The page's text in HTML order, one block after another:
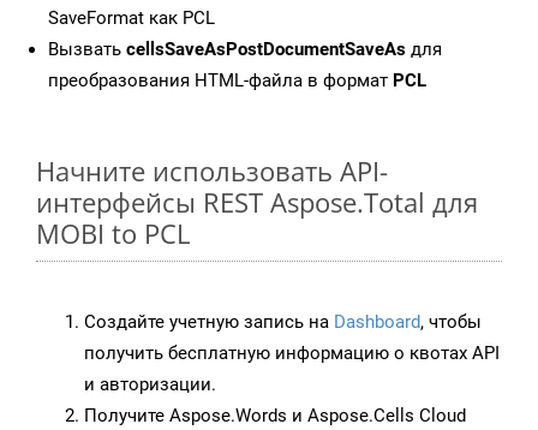
SaveFormat как PCL
Вызвать cellsSaveAsPostDocumentSaveAs для
преобразования HTML-файла в формат PCL
Начните использовать API-
интерфейсы REST Aspose.Total для
MOBI to PCL
Создайте учетную запись на Dashboard, чтобы
получить бесплатную информацию о квотах API
и авторизации.
Получите Aspose.Words и Aspose.Cells Cloud